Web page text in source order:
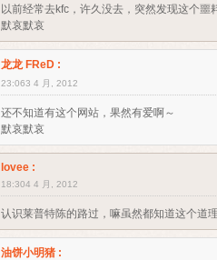
以前经常去kfc，许久没去，突然发现这个噩
默哀默哀
龙龙 FReD :
23:063 4 月, 2012
还不知道有这个网站，果然有爱啊～
默哀默哀
lovee :
18:304 4 月, 2012
认识莱普特陈的路过，嘛虽然都知道这个
油饼小明猪 :